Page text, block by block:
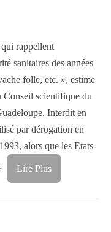
qui rappellent
sanitaires des années
folle, etc. », estime
Conseil scientifique du
Interdit en
par dérogation en
alors que les Etats-
Lire Plus